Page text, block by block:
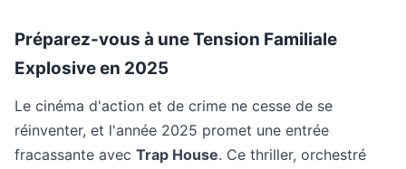
Préparez-vous à une Tension Familiale
Explosive en 2025
Le cinéma d'action et de crime ne cesse de se
réinventer, et l'année 2025 promet une entrée
fracassante avec Trap House. Ce thriller, orchestré